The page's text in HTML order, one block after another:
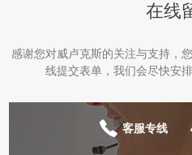
在线
感谢您对威卢克斯的关注与支持，
线提交表单，我们会尽快安
客服专线